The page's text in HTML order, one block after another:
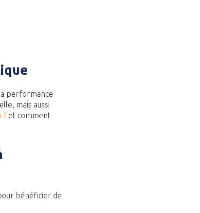
performance
mais aussi
? et comment
bénéficier de